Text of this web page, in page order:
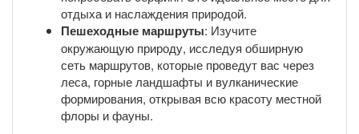
отдыха и наслаждения природой.
Пешеходные маршруты: Изучите
окружающую природу, исследуя обширную
сеть маршрутов, которые проведут вас через
леса, горные ландшафты и вулканические
формирования, открывая всю красоту местной
флоры и фауны.